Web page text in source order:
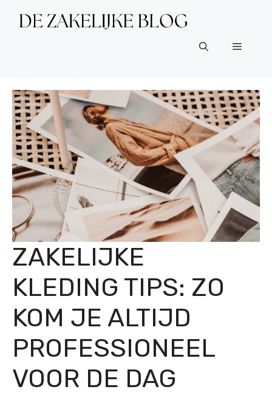
Menu
ZAKELIJKE
KLEDING TIPS: ZO
KOM JE ALTIJD
PROFESSIONEEL
VOOR DE DAG